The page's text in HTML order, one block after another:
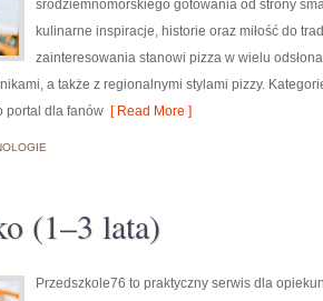
śródziemnomorskiego gotowania od strony
kulinarne inspiracje, historie oraz miłość do
zainteresowania stanowi pizza w wielu
a także z regionalnymi stylami pizzy.
portal dla fanów [ Read More ]
(1–3 lata)
Przedszkole76 to praktyczny serwis dla